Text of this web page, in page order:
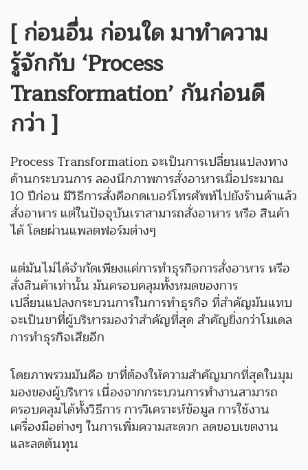
[ ก่อนอื่น ก่อนใด มาทำความ
รู้จักกับ ‘Process
Transformation’ กันก่อนดี
กว่า ]
Process Transformation จะเป็นการเปลี่ยนแปลงทาง
ด้านกระบวนการ ลองนึกภาพการสั่งอาหารเมื่อประมาณ
10 ปีก่อน มีวิธีการสั่งคือกดเบอร์โทรศัพท์ไปยังร้านค้าแล้ว
สั่งอาหาร แต่ในปัจจุบันเราสามารถสั่งอาหาร หรือ สินค้า
ได้ โดยผ่านแพลตฟอร์มต่างๆ
แต่มันไม่ได้จำกัดเพียงแค่การทำธุรกิจการสั่งอาหาร หรือ
สั่งสินค้าเท่านั้น มันครอบคลุมทั้งหมดของการ
เปลี่ยนแปลงกระบวนการในการทำธุรกิจ ที่สำคัญมันแทบ
จะเป็นขาที่ผู้บริหารมองว่าสำคัญที่สุด สำคัญยิ่งกว่าโมเดล
การทำธุรกิจเสียอีก
โดยภาพรวมมันคือ ขาที่ต้องให้ความสำคัญมากที่สุดในมุม
มองของผู้บริหาร เนื่องจากกระบวนการทำงานสามารถ
ครอบคลุมได้ทั้งวิธีการ การวิเคราะห์ข้อมูล การใช้งาน
เครื่องมือต่างๆ ในการเพิ่มความสะดวก ลดขอบเขตงาน
และลดต้นทุน